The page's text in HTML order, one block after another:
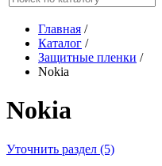
Главная /
Каталог /
Защитные пленки /
Nokia
Nokia
Уточнить раздел (5)